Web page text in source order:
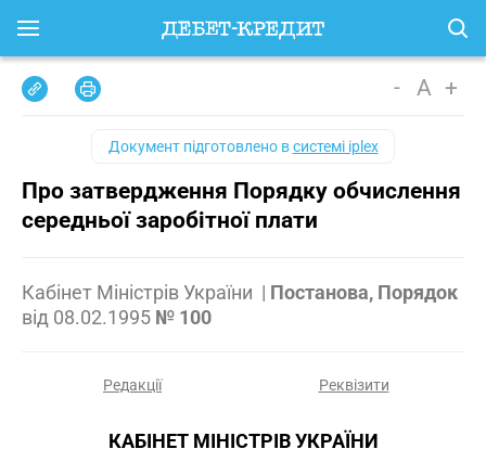
- A +
Документ підготовлено всистемі iplex
Про затвердження Порядку обчислення
середньої заробітної плати
Кабінет Міністрів України | Постанова, Порядок
від 08.02.1995 № 100
Редакції Реквізити
КАБІНЕТ МІНІСТРІВ УКРАЇНИ